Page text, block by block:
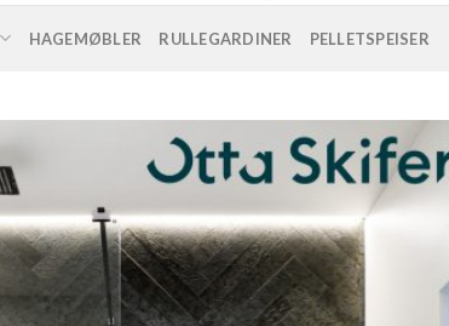
HAGEMØBLER RULLEGARDINER PELLETSPEISER